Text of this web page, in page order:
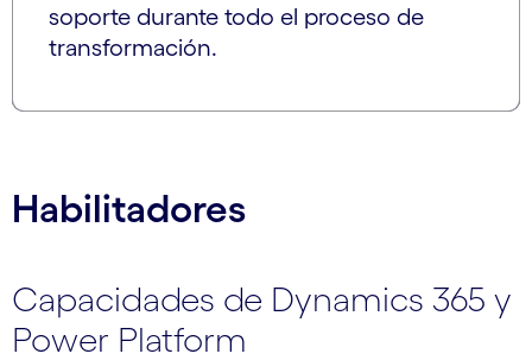
soporte durante todo el proceso de
transformación.
Habilitadores
Capacidades de Dynamics 365 y
Power Platform